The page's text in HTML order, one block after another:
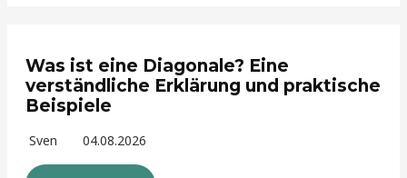
Was ist eine Diagonale? Eine
verständliche Erklärung und praktische
Beispiele
Sven 04.08.2026